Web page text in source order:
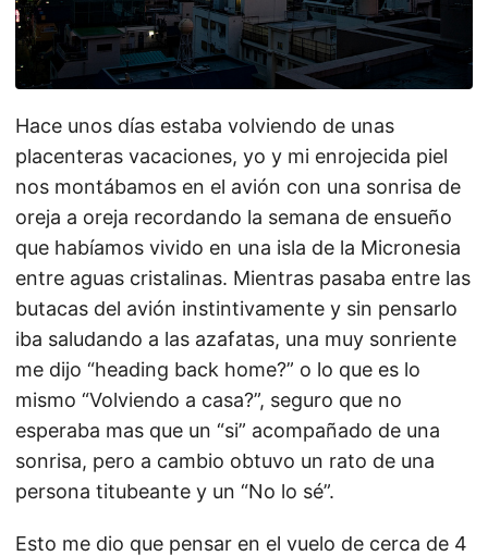
Hace unos días estaba volviendo de unas
placenteras vacaciones, yo y mi enrojecida piel
nos montábamos en el avión con una sonrisa de
oreja a oreja recordando la semana de ensueño
que habíamos vivido en una isla de la Micronesia
entre aguas cristalinas. Mientras pasaba entre las
butacas del avión instintivamente y sin pensarlo
iba saludando a las azafatas, una muy sonriente
me dijo “heading back home?” o lo que es lo
mismo “Volviendo a casa?”, seguro que no
esperaba mas que un “si” acompañado de una
sonrisa, pero a cambio obtuvo un rato de una
persona titubeante y un “No lo sé”.
Esto me dio que pensar en el vuelo de cerca de 4